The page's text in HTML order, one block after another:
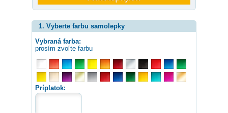
1. Vyberte farbu samolepky
Vybraná farba:
prosím zvoľte farbu
Príplatok: